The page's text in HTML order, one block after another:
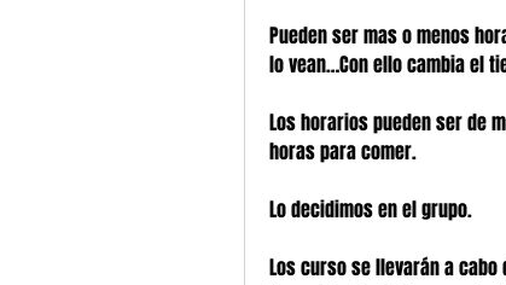
Pueden ser mas o menos
lo vean…Con ello cambia el
Los horarios pueden ser de
horas para comer.
Lo decidimos en el grupo.
Los curso se llevarán a cabo